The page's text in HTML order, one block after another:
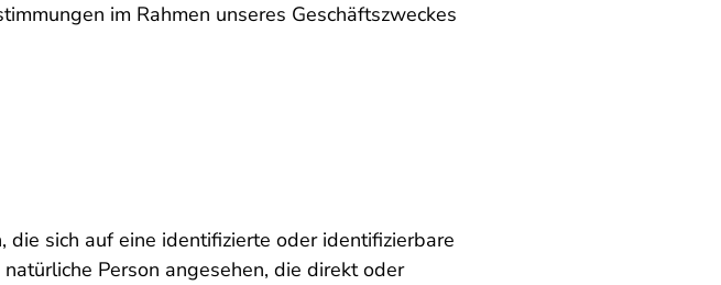
im Rahmen unseres Geschäftszweckes
sich auf eine identifizierte oder identifizierbare
Person angesehen, die direkt oder